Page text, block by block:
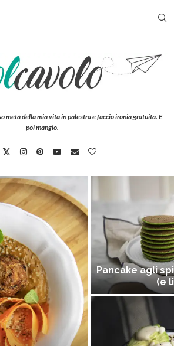
metà della mia vita in palestra e faccio ironia gratuita. E
poi mangio.
Pancake agli
(e